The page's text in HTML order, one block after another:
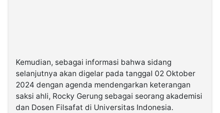
Kemudian, sebagai informasi bahwa sidang
selanjutnya akan digelar pada tanggal 02 Oktober
2024 dengan agenda mendengarkan keterangan
saksi ahli, Rocky Gerung sebagai seorang akademisi
dan Dosen Filsafat di Universitas Indonesia.